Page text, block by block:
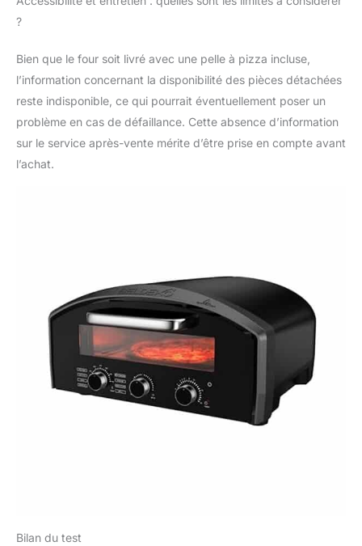
gaz, et transformez
maison 🥄 Pelle à pizza
incluse : livrée avec sa
pelle en aluminium,
pratique et légère, pour
enfourner et retirer
facilement vos pizzas
?
Bien que le four soit livré avec une pelle à pizza incluse,
l’information concernant la disponibilité des pièces détachées
reste indisponible, ce qui pourrait éventuellement poser un
problème en cas de défaillance. Cette absence d’information
sur le service après-vente mérite d’être prise en compte avant
l’achat.
Bilan du test